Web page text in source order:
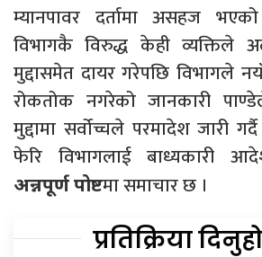
म्यानपावर दर्तामा असहज
विभागकै विरुद्ध केही व्यक्तिले
मुद्दासमेत दायर गरेपछि विभागले
रोकतोक नगरेको जानकारी
मुद्दामा सर्वोच्चले परमादेश जारी गर्दै
फेरि विभागलाई बाध्यकारी
अन्नपूर्ण पोष्टमा समाचार छ ।
प्रतिक्रिया